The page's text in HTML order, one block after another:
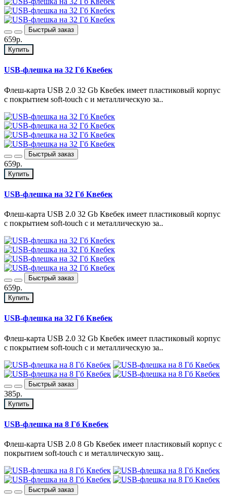
Быстрый заказ
659р.
Купить
USB-флешка на 32 Гб Квебек
Флеш-карта USB 2.0 32 Gb Квебек имеет пластиковый корпус
с покрытием soft-touch с и металлическую за..
Быстрый заказ
659р.
Купить
USB-флешка на 32 Гб Квебек
Флеш-карта USB 2.0 32 Gb Квебек имеет пластиковый корпус
с покрытием soft-touch с и металлическую за..
Быстрый заказ
659р.
Купить
USB-флешка на 32 Гб Квебек
Флеш-карта USB 2.0 32 Gb Квебек имеет пластиковый корпус
с покрытием soft-touch с и металлическую за..
Быстрый заказ
385р.
Купить
USB-флешка на 8 Гб Квебек
Флеш-карта USB 2.0 8 Gb Квебек имеет пластиковый корпус с
покрытием soft-touch с и металлическую защ..
Быстрый заказ